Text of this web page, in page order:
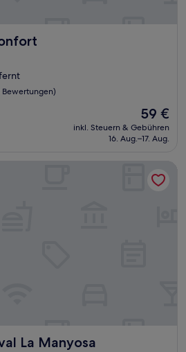
Der
Preis
beträgt
59 €
inkl. Steuern & Gebühren
16. Aug.–17. Aug.
La Manyosa
Manyosa